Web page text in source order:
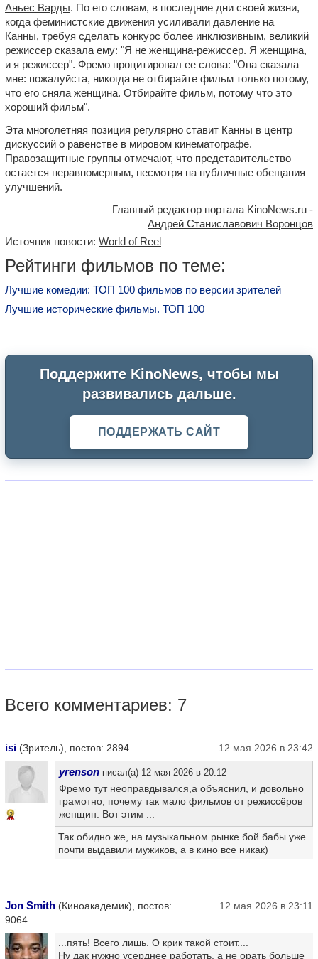
Аньес Варды. По его словам, в последние дни своей жизни,
когда феминистские движения усиливали давление на
Канны, требуя сделать конкурс более инклюзивным, великий
режиссер сказала ему: "Я не женщина-режиссер. Я женщина,
и я режиссер". Фремо процитировал ее слова: "Она сказала
мне: пожалуйста, никогда не отбирайте фильм только потому,
что его сняла женщина. Отбирайте фильм, потому что это
хороший фильм".
Эта многолетняя позиция регулярно ставит Канны в центр
дискуссий о равенстве в мировом кинематографе.
Правозащитные группы отмечают, что представительство
остается неравномерным, несмотря на публичные обещания
улучшений.
Главный редактор портала KinoNews.ru -
Андрей Станиславович Воронцов
Источник новости: World of Reel
Рейтинги фильмов по теме:
Лучшие комедии: ТОП 100 фильмов по версии зрителей
Лучшие исторические фильмы. ТОП 100
Поддержите KinoNews, чтобы мы
развивались дальше.
ПОДДЕРЖАТЬ САЙТ
Всего комментариев: 7
isi (Зритель), постов: 2894 12 мая 2026 в 23:42
2
yrenson писал(а) 12 мая 2026 в 20:12
Фремо тут неоправдывался,а объяснил, и довольно
грамотно, почему так мало фильмов от режиссёров
женщин. Вот этим ...
Так обидно же, на музыкальном рынке бой бабы уже
почти выдавили мужиков, а в кино все никак)
Jon Smith (Киноакадемик), постов:
9064
12 мая 2026 в 23:11
...пять! Всего лишь. О крик такой стоит....
Ну дак нужно усерднее работать, а не орать больше